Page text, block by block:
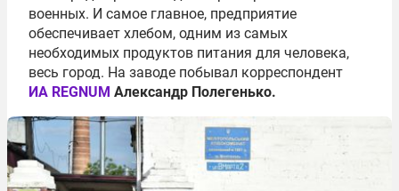
военных. И самое главное, предприятие
обеспечивает хлебом, одним из самых
необходимых продуктов питания для человека,
весь город. На заводе побывал корреспондент
ИА REGNUM Александр Полегенько.